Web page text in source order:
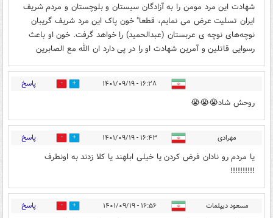
شهادت این مرد مومن را به آزادگان سیستان و بلوچستان و مردم شریف
ایران تسلیت عرض می نمایم، قطعا" خون پاک این مرد شریف گریبان
نوچه‌های نوچه ی عربستان (عبدالحمید) را خواهد گرفت. خون او باعث
رسوایی قاتلین و آمرین شهادت او را در پی دارد‌ ان الله مع الصابرین
۱۶:۲۸ - ۱۴۰۱/۰۹/۱۹ 12 پاسخ
روحش شاد😭😭😭
مهرادی ۱۶:۴۳ - ۱۴۰۱/۰۹/۱۹ 0 پاسخ
یا مردم رو نادان فرض کردن یا خیلی ابلهند یا کلا زدند به اونطرف
!!!!!!!!!!
مسعود دیپلمات ۱۶:۵۶ - ۱۴۰۱/۰۹/۱۹ 2 پاسخ